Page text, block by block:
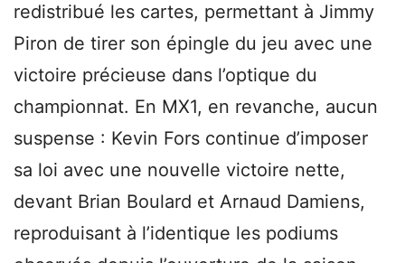
redistribué les cartes, permettant à Jimmy
Piron de tirer son épingle du jeu avec une
victoire précieuse dans l’optique du
championnat. En MX1, en revanche, aucun
suspense : Kevin Fors continue d’imposer
sa loi avec une nouvelle victoire nette,
devant Brian Boulard et Arnaud Damiens,
reproduisant à l’identique les podiums